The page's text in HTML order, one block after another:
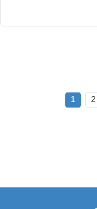
1 2